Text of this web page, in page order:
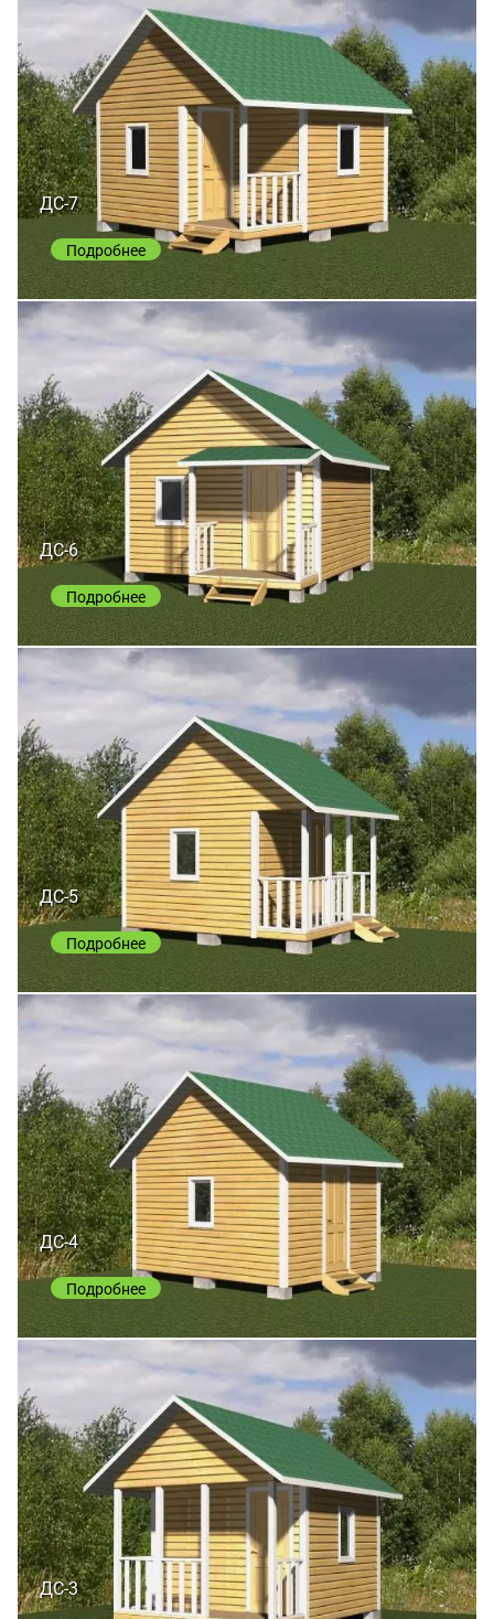
ДС-7
Подробнее
ДС-6
Подробнее
ДС-5
Подробнее
ДС-4
Подробнее
ДС-3